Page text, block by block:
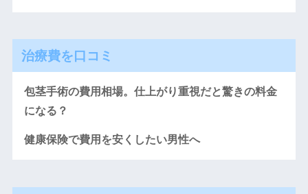
治療費を口コミ
包茎手術の費用相場。仕上がり重視だと驚きの料金
になる？
健康保険で費用を安くしたい男性へ